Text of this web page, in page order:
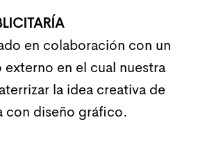
en colaboración con un
en el cual nuestra
la idea creativa de
con diseño gráfico.